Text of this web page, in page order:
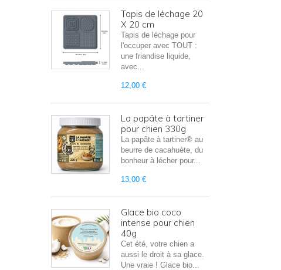
Tapis de léchage 20
X 20 cm
Tapis de léchage pour
l'occuper avec TOUT :
une friandise liquide,
avec...
12,00 €
La papâte à tartiner
pour chien 330g
La papâte à tartiner® au
beurre de cacahuète, du
bonheur à lécher pour...
13,00 €
Glace bio coco
intense pour chien
40g
Cet été, votre chien a
aussi le droit à sa glace.
Une vraie ! Glace bio...